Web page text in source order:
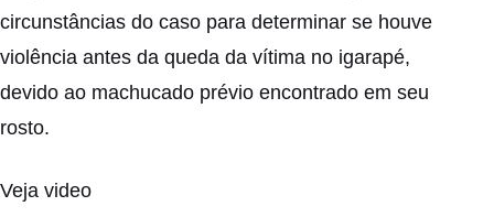
circunstâncias do caso para determinar se houve
violência antes da queda da vítima no igarapé,
devido ao machucado prévio encontrado em seu
rosto.
Veja video